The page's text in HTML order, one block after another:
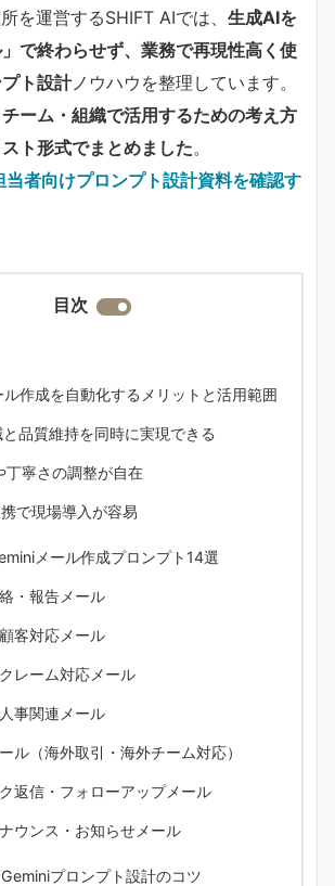
を運営するSHIFT AIでは、 生成AIを
」で終わらせず、業務で再現性高く使
ト設計ノウハウを整理しています。
チーム・組織で活用するための考え方
ト形式でまとめました。
者向けプロンプト設計資料を確認す
目次
作成を自動化するメリットと活用範囲
と品質維持を同時に実現できる
丁寧さの調整が自在
で現場導入が容易
メール作成プロンプト14選
・報告メール
客対応メール
レーム対応メール
事関連メール
（海外取引・海外チーム対応）
信・フォローアップメール
ウンス・お知らせメール
プロンプト設計のコツ